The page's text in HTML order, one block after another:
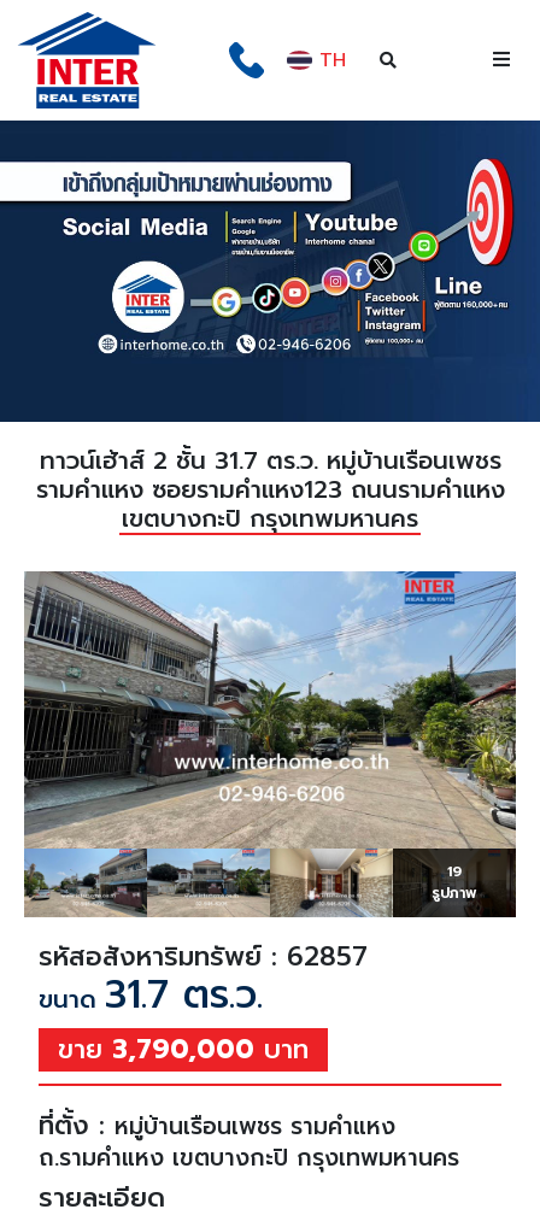
TH
ทาวน์เฮ้าส์ 2 ชั้น 31.7 ตร.ว. หมู่บ้านเรือนเพชร
รามคำแหง ซอยรามคำแหง123 ถนนรามคำแหง
เขตบางกะปิ กรุงเทพมหานคร
19
รูปภาพ
รหัสอสังหาริมทรัพย์ : 62857
ขนาด 31.7 ตร.ว.
ขาย 3,790,000 บาท
ที่ตั้ง : หมู่บ้านเรือนเพชร รามคำแหง
ถ.รามคำแหง เขตบางกะปิ กรุงเทพมหานคร
รายละเอียด